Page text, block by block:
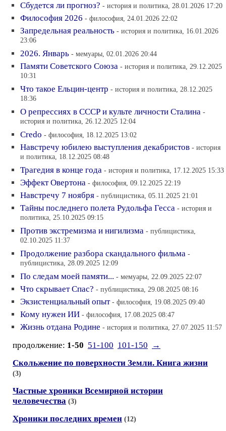
Сбудется ли прогноз? - история и политика, 28.01.2026 17:20
Философия 2026 - философия, 24.01.2026 22:02
Запредельная реальность - история и политика, 16.01.2026
23:06
2026. Январь - мемуары, 02.01.2026 20:44
Памяти Советского Союза - история и политика, 29.12.2025
10:31
Что такое Ельцин-центр - история и политика, 28.12.2025
18:36
О репрессиях в СССР и культе личности Сталина -
история и политика, 26.12.2025 12:04
Credo - философия, 18.12.2025 13:02
Навстречу юбилею выступления декабристов - история
и политика, 18.12.2025 08:48
Трагедия в конце года - история и политика, 17.12.2025 15:33
Эффект Овертона - философия, 09.12.2025 22:19
Навстречу 7 ноября - публицистика, 05.11.2025 21:01
Тайны последнего полета Рудольфа Гесса - история и
политика, 25.10.2025 09:15
Против экстремизма и нигилизма - публицистика,
02.10.2025 11:37
Продолжение разбора скандального фильма -
публицистика, 28.09.2025 12:09
По следам моей памяти... - мемуары, 22.09.2025 22:07
Что скрывает Спас? - публицистика, 29.08.2025 08:16
Экзистенциальный опыт - философия, 19.08.2025 09:40
Кому нужен ИИ - философия, 17.08.2025 08:47
Жизнь отдана Родине - история и политика, 27.07.2025 11:57
продолжение: 1-50 51-100 101-150
→
Скольжение по поверхности Земли. Книга жизни
(3)
Частные хроники Всемирной истории
человечества (3)
Хроники последних времен (12)